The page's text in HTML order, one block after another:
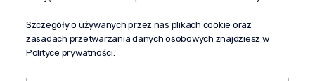
Szczegóły o używanych przez nas plikach cookie oraz
zasadach przetwarzania danych osobowych znajdziesz w
Polityce prywatności.